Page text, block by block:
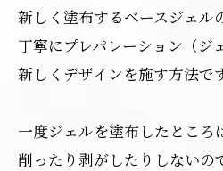
新しく塗布するベースジェル
丁寧にプレパレーション（ジ
新しくデザインを施す方法です
一度ジェルを塗布したところ
削ったり剥がしたりしないの